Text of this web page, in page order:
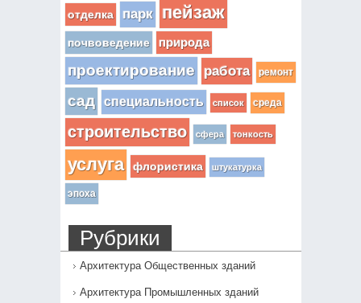
отделка парк пейзаж
почвоведение природа
проектирование работа ремонт
сад специальность список среда
строительство сфера тонкость
услуга флористика штукатурка
эпоха
Рубрики
Архитектура Общественных зданий
Архитектура Промышленных зданий